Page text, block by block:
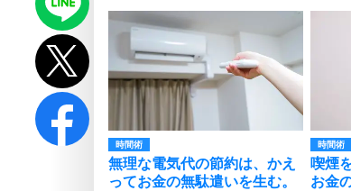
時間術
無理な電気代の節約は、かえ
ってお金の無駄遣いを生む。
時間術
喫煙
お金